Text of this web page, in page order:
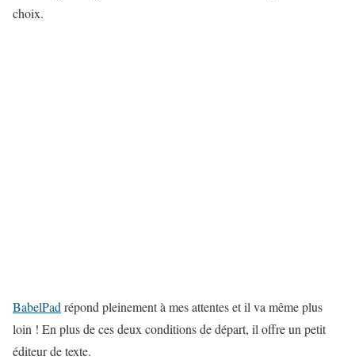
choix.
BabelPad répond pleinement à mes attentes et il va même plus
loin ! En plus de ces deux conditions de départ, il offre un petit
éditeur de texte.